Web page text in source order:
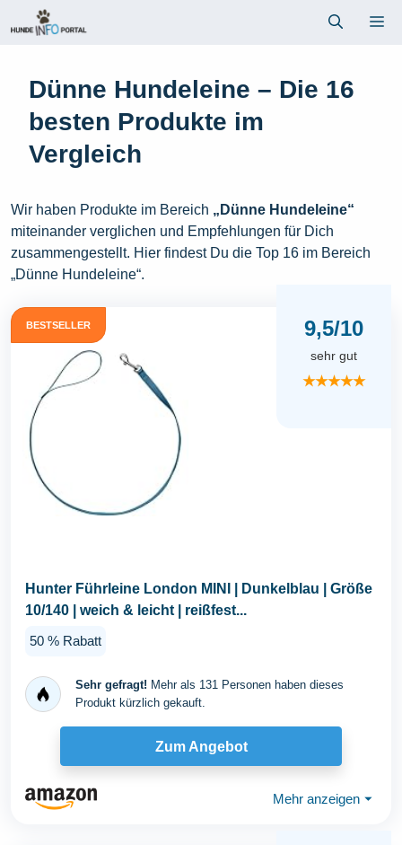
Inhalt
Dünne Hundeleine – Die 16
besten Produkte im
Vergleich
Wir haben Produkte im Bereich „Dünne Hundeleine“
miteinander verglichen und Empfehlungen für Dich
zusammengestellt. Hier findest Du die Top 16 im Bereich
„Dünne Hundeleine“.
BESTSELLER 9,5/10
sehr gut
★★★★★
Hunter Führleine London MINI | Dunkelblau | Größe
10/140 | weich & leicht | reißfest...
50 % Rabatt
Sehr gefragt! Mehr als 131 Personen haben dieses
Produkt kürzlich gekauft.
Zum Angebot
Mehr anzeigen ⏷